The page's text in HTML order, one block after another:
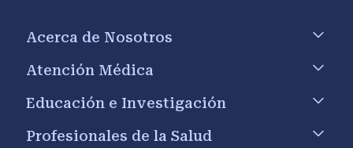
Acerca de Nosotros
Atención Médica
Educación e Investigación
Profesionales de la Salud